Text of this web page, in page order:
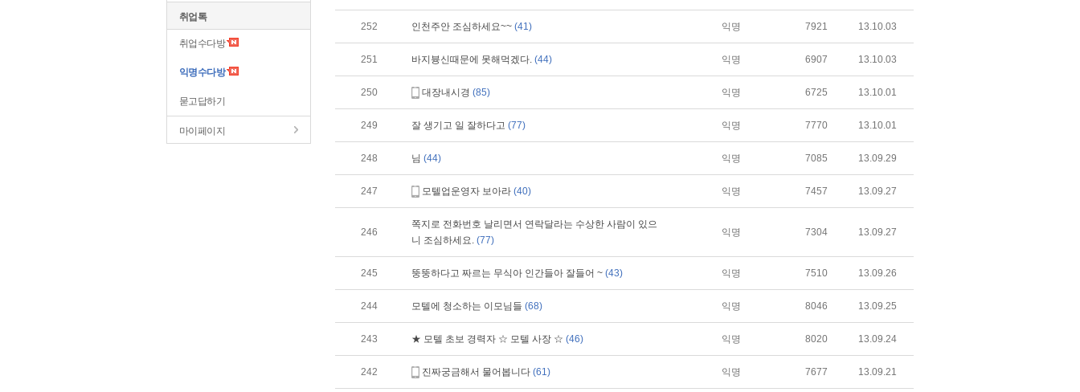
취업톡
취업수다방
익명수다방
묻고답하기
마이페이지
252 인천주안 조심하세요~~ (41) 익명 7921 13.10.03
251 바지븅신때문에 못해먹겠다. (44) 익명 6907 13.10.03
250 대장내시경 (85) 익명 6725 13.10.01
249 잘 생기고 일 잘하다고 (77) 익명 7770 13.10.01
248 님 (44) 익명 7085 13.09.29
247 모텔업운영자 보아라 (40) 익명 7457 13.09.27
246
쪽지로 전화번호 날리면서 연락달라는 수상한 사람이 있으
니 조심하세요. (77)
익명 7304 13.09.27
245 뚱뚱하다고 짜르는 무식아 인간들아 잘들어 ~ (43) 익명 7510 13.09.26
244 모텔에 청소하는 이모님들 (68) 익명 8046 13.09.25
243 ★ 모텔 초보 경력자 ☆ 모텔 사장 ☆ (46) 익명 8020 13.09.24
242 진짜궁금해서 물어봅니다 (61) 익명 7677 13.09.21